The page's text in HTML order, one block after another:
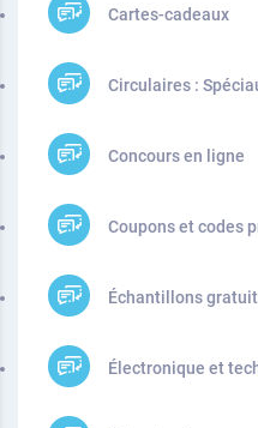
Cartes-cadeaux
Circulaires :
Concours en ligne
Coupons et codes
Échantillons
Électronique et